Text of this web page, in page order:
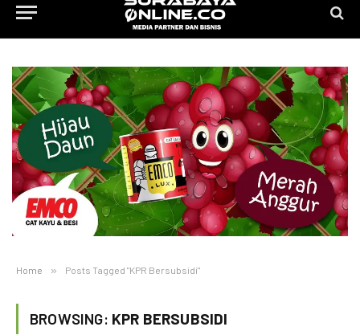
Home » Posts Tagged "KPR Bersubsidi"
BROWSING: KPR BERSUBSIDI